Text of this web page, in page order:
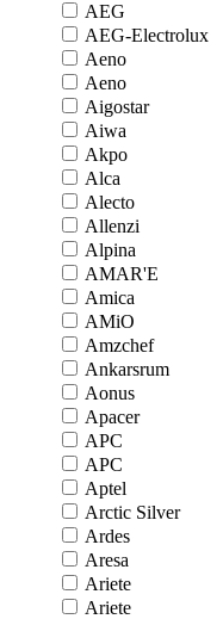
AEG
AEG-Electrolux
Aeno
Aeno
Aigostar
Aiwa
Akpo
Alca
Alecto
Allenzi
Alpina
AMAR'E
Amica
AMiO
Amzchef
Ankarsrum
Aonus
Apacer
APC
APC
Aptel
Arctic Silver
Ardes
Aresa
Ariete
Ariete